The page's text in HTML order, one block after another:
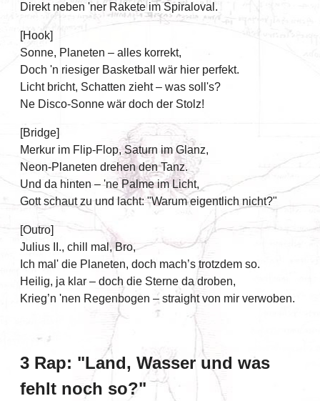
Direkt neben 'ner Rakete im Spiraloval.
[Hook]
Sonne, Planeten – alles korrekt,
Doch 'n riesiger Basketball wär hier perfekt.
Licht bricht, Schatten zieht – was soll's?
Ne Disco-Sonne wär doch der Stolz!
[Bridge]
Merkur im Flip-Flop, Saturn im Glanz,
Neon-Planeten drehen den Tanz.
Und da hinten – 'ne Palme im Licht,
Gott schaut zu und lacht: "Warum eigentlich nicht?"
[Outro]
Julius II., chill mal, Bro,
Ich mal' die Planeten, doch mach’s trotzdem so.
Heilig, ja klar – doch die Sterne da droben,
Krieg’n 'nen Regenbogen – straight von mir verwoben.
3 Rap: "Land, Wasser und was
fehlt noch so?"